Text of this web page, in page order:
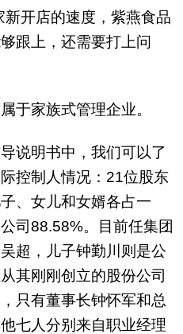
开店的速度，紫燕食品
跟上，还需要打上问
于家族式管理企业。
说明书中，我们可以了
控制人情况：21位股东
、女儿和女婿各占一
司88.58%。目前任集团
超，儿子钟勤川则是公
其刚刚创立的股份公司
只有董事长钟怀军和总
七人分别来自职业经理